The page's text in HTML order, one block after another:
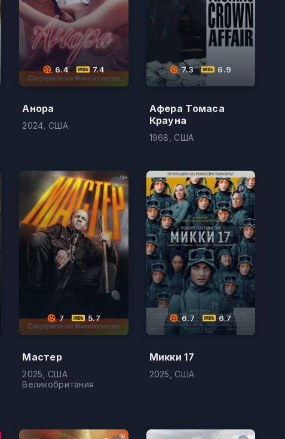
6.4 7.4
Анора
2024, США
7.3 6.9
Афера Томаса
Крауна
1968, США
7 5.7
Мастер
2025, США
Великобритания
6.7 6.7
Микки 17
2025, США